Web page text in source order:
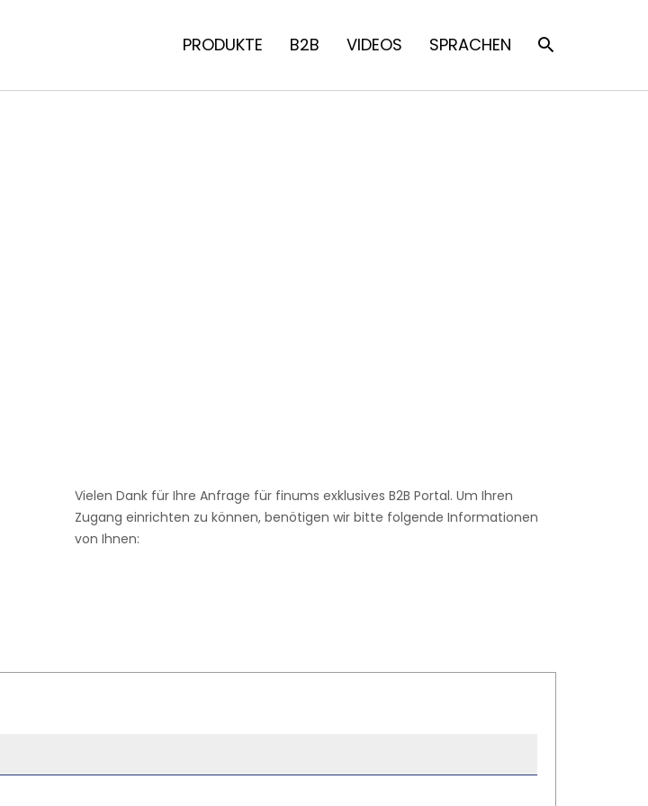
PRODUKTE B2B VIDEOS SPRACHEN
Vielen Dank für Ihre Anfrage für finums exklusives B2B Portal. Um Ihren
Zugang einrichten zu können, benötigen wir bitte folgende Informationen
von Ihnen: